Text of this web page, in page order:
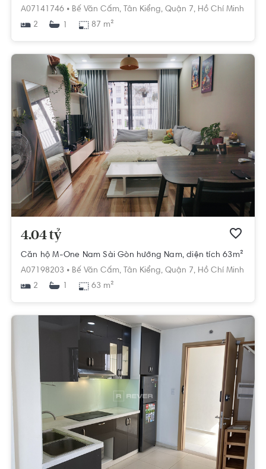
A07141746 • Bế Văn Cấm, Tân Kiểng, Quận 7, Hồ Chí Minh
2
1 87 m²
4.04 tỷ
Căn hộ M-One Nam Sài Gòn hướng Nam, diện tích 63m²
A07198203 • Bế Văn Cấm, Tân Kiểng, Quận 7, Hồ Chí Minh
2
1 63 m²